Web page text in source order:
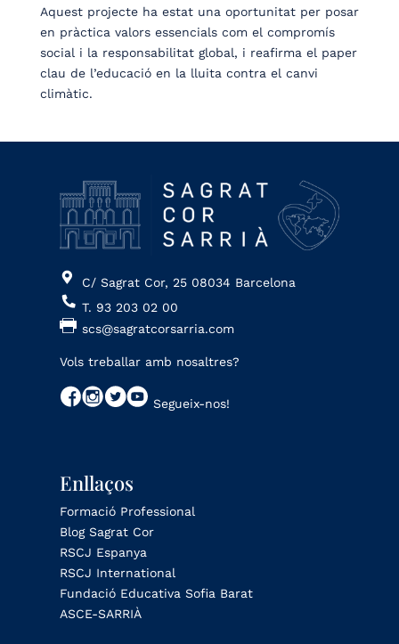
Aquest projecte ha estat una oportunitat per posar
en pràctica valors essencials com el compromís
social i la responsabilitat global, i reafirma el paper
clau de l’educació en la lluita contra el canvi
climàtic.
C/ Sagrat Cor, 25 08034 Barcelona
T. 93 203 02 00
scs@sagratcorsarria.com
Vols treballar amb nosaltres?
Segueix-nos!
Enllaços
Formació Professional
Blog Sagrat Cor
RSCJ Espanya
RSCJ International
Fundació Educativa Sofia Barat
ASCE-SARRIÀ